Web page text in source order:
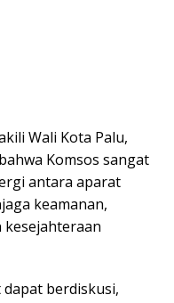
Wali Kota Palu,
Komsos sangat
antara aparat
keamanan,
berdiskusi,